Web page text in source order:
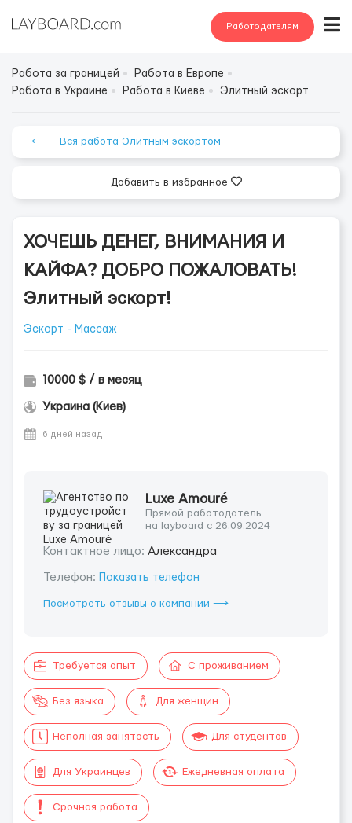
Работодателям
Работа за границей
Работа в Европе
Работа в Украине
Работа в Киеве Элитный эскорт
⟵ Вся работа Элитным эскортом
Добавить в избранное
ХОЧЕШЬ ДЕНЕГ, ВНИМАНИЯ И
КАЙФА? ДОБРО ПОЖАЛОВАТЬ!
Элитный эскорт!
Эскорт - Массаж
10000 $ / в месяц
Украина (Киев)
6 дней назад
Luxe Amouré
Прямой работодатель
на layboard с 26.09.2024
Контактное лицо: Александра
Телефон: Показать телефон
Посмотреть отзывы о компании ⟶
Требуется опыт С проживанием
Без языка Для женщин
Неполная занятость Для студентов
Для Украинцев Ежедневная оплата
Срочная работа